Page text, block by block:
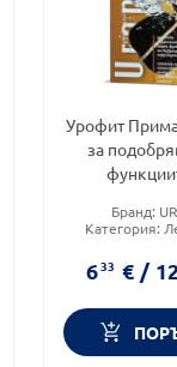
Урофит
за
пътища х120
Бранд:
Категория:
Форма на
633 € /